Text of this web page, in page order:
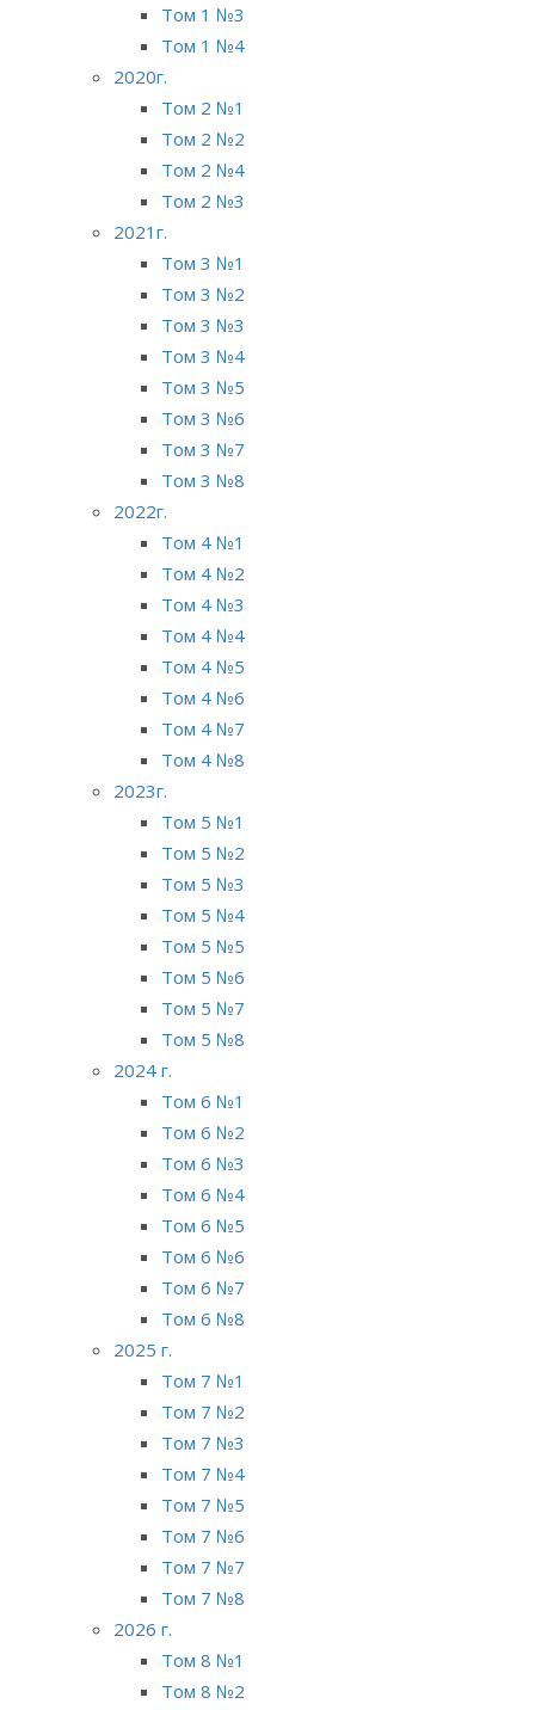
Том 1 №3
Том 1 №4
2020г.
Том 2 №1
Том 2 №2
Том 2 №4
Том 2 №3
2021г.
Том 3 №1
Том 3 №2
Том 3 №3
Том 3 №4
Том 3 №5
Том 3 №6
Том 3 №7
Том 3 №8
2022г.
Том 4 №1
Том 4 №2
Том 4 №3
Том 4 №4
Том 4 №5
Том 4 №6
Том 4 №7
Том 4 №8
2023г.
Том 5 №1
Том 5 №2
Том 5 №3
Том 5 №4
Том 5 №5
Том 5 №6
Том 5 №7
Том 5 №8
2024 г.
Том 6 №1
Том 6 №2
Том 6 №3
Том 6 №4
Том 6 №5
Том 6 №6
Том 6 №7
Том 6 №8
2025 г.
Том 7 №1
Том 7 №2
Том 7 №3
Том 7 №4
Том 7 №5
Том 7 №6
Том 7 №7
Том 7 №8
2026 г.
Том 8 №1
Том 8 №2